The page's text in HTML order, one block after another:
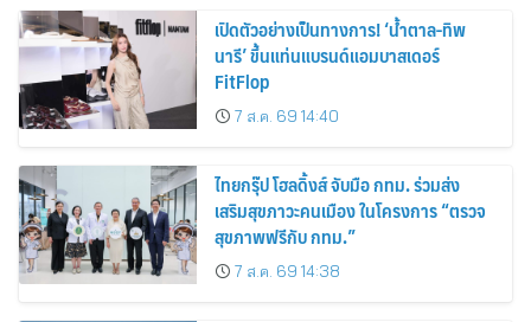
เปิดตัวอย่างเป็นทางการ! ‘น้ำตาล-ทิพ
นารี’ ขึ้นแท่นแบรนด์แอมบาสเดอร์
FitFlop
7 ส.ค. 69 14:40
ไทยกรุ๊ป โฮลดิ้งส์ จับมือ กทม. ร่วมส่ง
เสริมสุขภาวะคนเมือง ในโครงการ “ตรวจ
สุขภาพฟรีกับ กทม.”
7 ส.ค. 69 14:38